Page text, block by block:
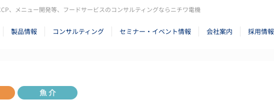
、メニュー開発等、フードサービスのコンサルティングならニチワ電機
製品情報 コンサルティング セミナー・イベント情報 会社案内 採用情報